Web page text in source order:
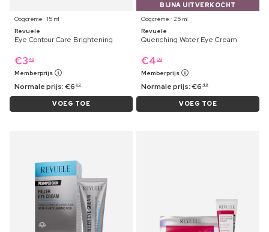
Oogcrème ⋅ 15 ml
Revuele
Eye Contour Care Brightening
€3 49
Memberprijs
Normale prijs:€6 39
VOEG TOE
BIJNA UITVERKOCHT
Oogcrème ⋅ 25 ml
Revuele
Quenching Water Eye Cream
€4 09
Memberprijs
Normale prijs:€6 49
VOEG TOE